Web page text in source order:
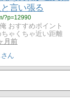
言い張る
?p=12990
おすすめポイント
ゃくちゃ近い距離
月前
ん